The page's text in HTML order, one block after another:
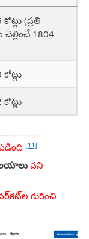
(ప్రతి
చెల్లించే 1804
[11]
పని
గురించి